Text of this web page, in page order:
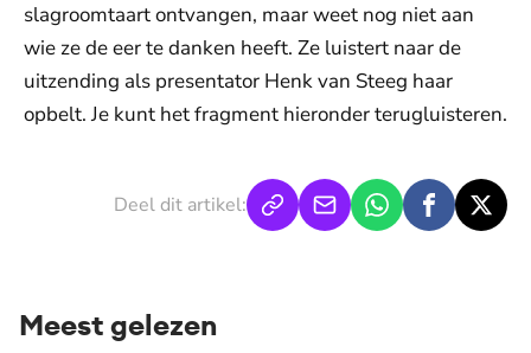
slagroomtaart ontvangen, maar weet nog niet aan
wie ze de eer te danken heeft. Ze luistert naar de
uitzending als presentator Henk van Steeg haar
opbelt. Je kunt het fragment hieronder terugluisteren.
Deel dit artikel:
Meest gelezen